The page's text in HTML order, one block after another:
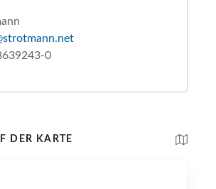
0
DER KARTE